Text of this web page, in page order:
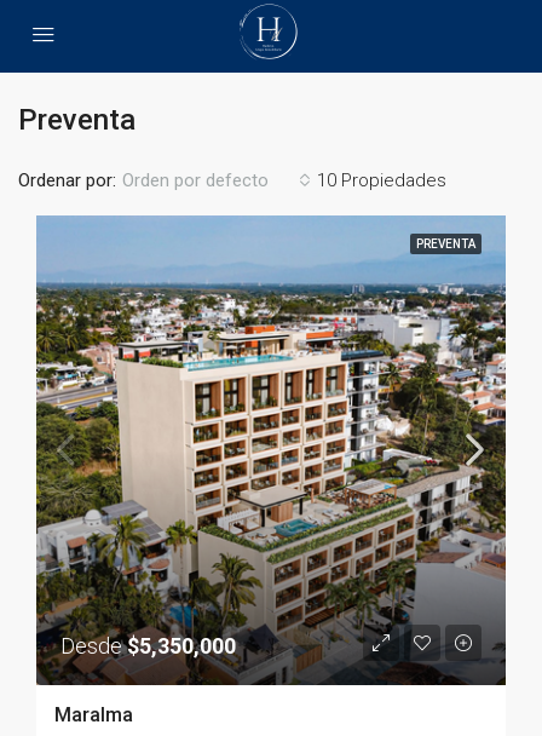
Preventa
10 Propiedades
Ordenar por: Orden por defecto
PREVENTA
Desde$5,350,000
Maralma